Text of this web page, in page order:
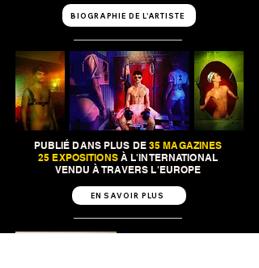
BIOGRAPHIE DE L'ARTISTE
PUBLIÉ DANS PLUS DE 35 MAGAZINES
25 EXPOSITIONSÀ L'INTERNATIONAL
VENDU À TRAVERS L'EUROPE
EN SAVOIR PLUS